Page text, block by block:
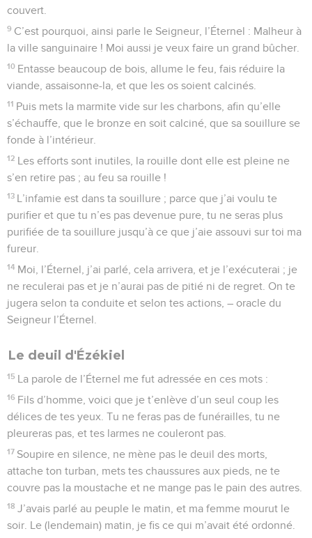
couvert.
9 C’est pourquoi, ainsi parle le Seigneur, l’Éternel : Malheur à
la ville sanguinaire ! Moi aussi je veux faire un grand bûcher.
10 Entasse beaucoup de bois, allume le feu, fais réduire la
viande, assaisonne-la, et que les os soient calcinés.
11 Puis mets la marmite vide sur les charbons, afin qu’elle
s’échauffe, que le bronze en soit calciné, que sa souillure se
fonde à l’intérieur.
12 Les efforts sont inutiles, la rouille dont elle est pleine ne
s’en retire pas ; au feu sa rouille !
13 L’infamie est dans ta souillure ; parce que j’ai voulu te
purifier et que tu n’es pas devenue pure, tu ne seras plus
purifiée de ta souillure jusqu’à ce que j’aie assouvi sur toi ma
fureur.
14 Moi, l’Éternel, j’ai parlé, cela arrivera, et je l’exécuterai ; je
ne reculerai pas et je n’aurai pas de pitié ni de regret. On te
jugera selon ta conduite et selon tes actions, – oracle du
Seigneur l’Éternel.
Le deuil d'Ézékiel
15 La parole de l’Éternel me fut adressée en ces mots :
16 Fils d’homme, voici que je t’enlève d’un seul coup les
délices de tes yeux. Tu ne feras pas de funérailles, tu ne
pleureras pas, et tes larmes ne couleront pas.
17 Soupire en silence, ne mène pas le deuil des morts,
attache ton turban, mets tes chaussures aux pieds, ne te
couvre pas la moustache et ne mange pas le pain des autres.
18 J’avais parlé au peuple le matin, et ma femme mourut le
soir. Le (lendemain) matin, je fis ce qui m’avait été ordonné.